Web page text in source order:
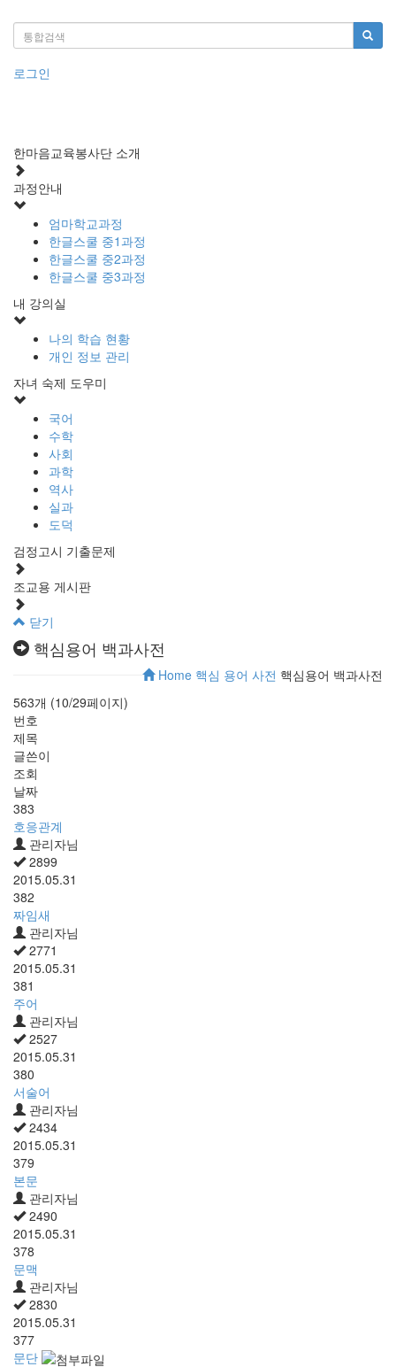
로그인
한마음교육봉사단 소개
과정안내
엄마학교과정
한글스쿨 중1과정
한글스쿨 중2과정
한글스쿨 중3과정
내 강의실
나의 학습 현황
개인 정보 관리
자녀 숙제 도우미
국어
수학
사회
과학
역사
실과
도덕
검정고시 기출문제
조교용 게시판
닫기
핵심용어 백과사전
Home 핵심 용어 사전 핵심용어 백과사전
563개 (10/29페이지)
번호
제목
글쓴이
조회
날짜
383
호응관계
관리자님
2899
2015.05.31
382
짜임새
관리자님
2771
2015.05.31
381
주어
관리자님
2527
2015.05.31
380
서술어
관리자님
2434
2015.05.31
379
본문
관리자님
2490
2015.05.31
378
문맥
관리자님
2830
2015.05.31
377
문단